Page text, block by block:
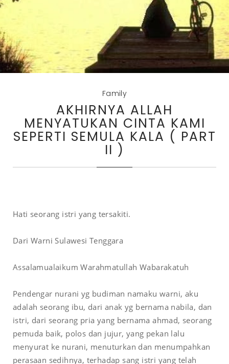
Family
AKHIRNYA ALLAH
MENYATUKAN CINTA KAMI
SEPERTI SEMULA KALA ( PART
II )
Hati seorang istri yang tersakiti.
Dari Warni Sulawesi Tenggara
Assalamualaikum Warahmatullah Wabarakatuh
Pendengar nurani yg budiman namaku warni, aku
adalah seorang ibu, dari anak yg bernama nabila, dan
istri, dari seorang pria yang bernama ahmad, seorang
pemuda baik, polos dan jujur, yang pekan lalu
menyurat ke nurani, menuturkan dan menumpahkan
perasaan sedihnya, terhadap sang istri yang telah